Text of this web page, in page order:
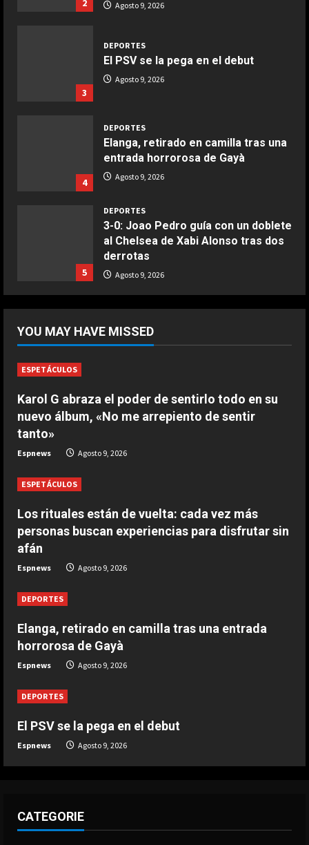
aire
Buñuelos de alcachofas
COCINA
Ternera guisada con senderuelas
3
4
DEPORTES
Elanga, retirado en camilla tras una
entrada horrorosa de Gayà
5
DEPORTES
3-0: Joao Pedro guía con un doblete
al Chelsea de Xabi Alonso tras dos
derrotas
1
DEPORTES
¡De locos!: un aficionado salta al
campo para agredir a los jugadores
tras un penalti
Agosto 9, 2026
DEPORTES
tienen que sujetar entre varios
3
DEPORTES
El PSV se la pega en el debut
Elanga, retirado en camilla tras una
entrada horrorosa de Gayà
5 Agosto 9, 2026
YOU MAY HAVE MISSED
ESPETÁCULOS
Karol G abraza el poder de sentirlo todo en su
nuevo álbum, «No me arrepiento de sentir
tanto»
Espnews Agosto 9, 2026
ESPETÁCULOS
Los rituales están de vuelta: cada vez más
personas buscan experiencias para disfrutar sin
afán
Espnews Agosto 9, 2026
DEPORTES
Elanga, retirado en camilla tras una entrada
horrorosa de Gayà
Espnews Agosto 9, 2026
DEPORTES
El PSV se la pega en el debut
Espnews Agosto 9, 2026
CATEGORIE